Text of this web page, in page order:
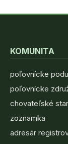
KOMUNITA
poľovnícke
poľovnícke
chovateľské
zoznamka
adresár